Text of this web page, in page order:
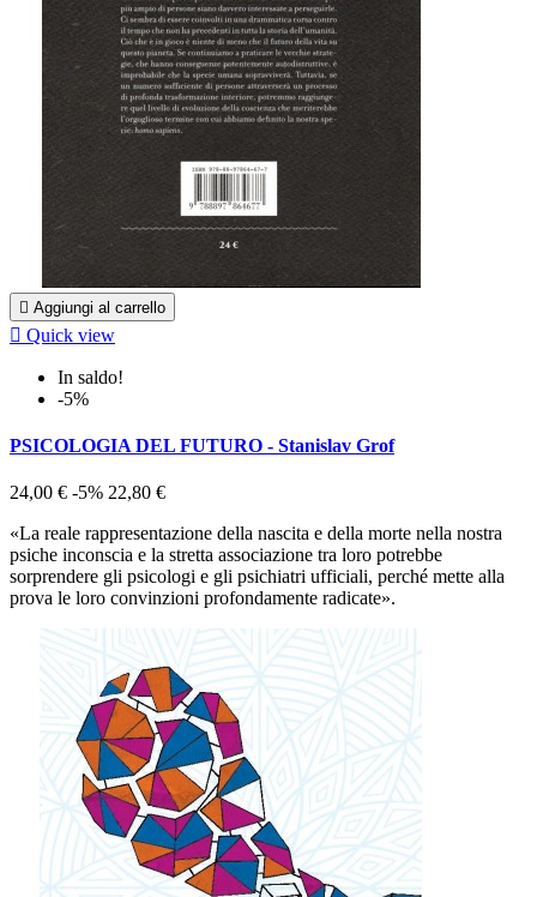
 Aggiungi al carrello
 Quick view
In saldo!
-5%
PSICOLOGIA DEL FUTURO - Stanislav Grof
24,00 € -5% 22,80 €
«La reale rappresentazione della nascita e della morte nella nostra
psiche inconscia e la stretta associazione tra loro potrebbe
sorprendere gli psicologi e gli psichiatri ufficiali, perché mette alla
prova le loro convinzioni profondamente radicate».